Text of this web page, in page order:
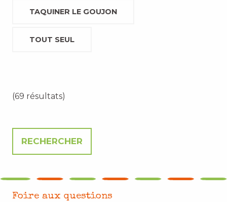
TAQUINER LE GOUJON
TOUT SEUL
(69 résultats)
Foire aux questions